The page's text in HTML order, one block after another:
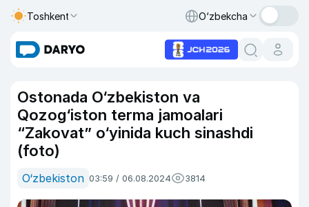
Toshkent O‘zbekcha
Ostonada O‘zbekiston va
Qozog‘iston terma jamoalari
“Zakovat” o‘yinida kuch sinashdi
(foto)
O‘zbekiston 03:59 / 06.08.2024 3814